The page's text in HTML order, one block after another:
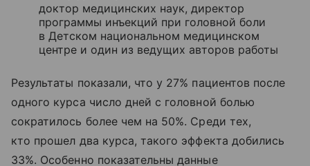
доктор медицинских наук, директор
программы инъекций при головной боли
в Детском национальном медицинском
центре и один из ведущих авторов работы
Результаты показали, что у 27% пациентов после
одного курса число дней с головной болью
сократилось более чем на 50%. Среди тех,
кто прошел два курса, такого эффекта добились
33%. Особенно показательны данные